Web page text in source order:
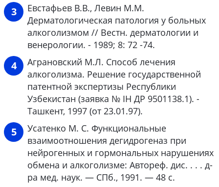
Евстафьев В.В., Левин М.М.
Дерматологическая патология у больных
алкоголизмом // Вестн. дерматологии и
венерологии. - 1989; 8: 72 -74.
Аграновский М.Л. Способ лечения
алкоголизма. Решение государственной
патентной экспертизы Республики
Узбекистан (заявка № ІН ДР 9501138.1). -
Ташкент, 1997 (от 23.01.97).
Усатенко М. С. Функциональные
взаимоотношения дегидрогеназ при
нейрогенных и гормональных нарушениях
обмена и алкоголизме: Автореф. дис. . . . д-
ра мед. наук. — СПб., 1991. — 48 с.